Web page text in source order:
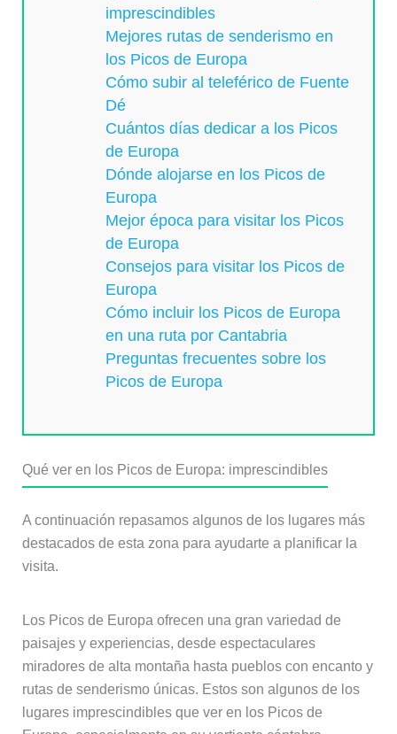
imprescindibles
Mejores rutas de senderismo en
los Picos de Europa
Cómo subir al teleférico de Fuente
Dé
Cuántos días dedicar a los Picos
de Europa
Dónde alojarse en los Picos de
Europa
Mejor época para visitar los Picos
de Europa
Consejos para visitar los Picos de
Europa
Cómo incluir los Picos de Europa
en una ruta por Cantabria
Preguntas frecuentes sobre los
Picos de Europa
Qué ver en los Picos de Europa: imprescindibles
A continuación repasamos algunos de los lugares más
destacados de esta zona para ayudarte a planificar la
visita.
Los Picos de Europa ofrecen una gran variedad de
paisajes y experiencias, desde espectaculares
miradores de alta montaña hasta pueblos con encanto y
rutas de senderismo únicas. Estos son algunos de los
lugares imprescindibles que ver en los Picos de